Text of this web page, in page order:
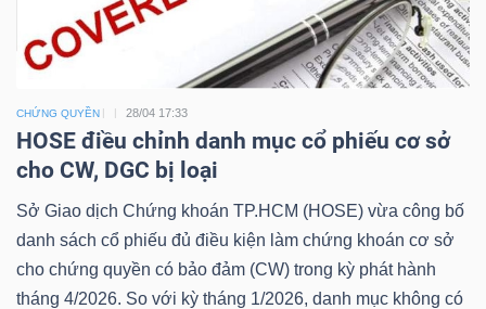
CHỨNG QUYỀN 28/04 17:33
HOSE điều chỉnh danh mục cổ phiếu cơ sở
cho CW, DGC bị loại
Sở Giao dịch Chứng khoán TP.HCM (HOSE) vừa công bố
danh sách cổ phiếu đủ điều kiện làm chứng khoán cơ sở
cho chứng quyền có bảo đảm (CW) trong kỳ phát hành
tháng 4/2026. So với kỳ tháng 1/2026, danh mục không có
liệu
tài